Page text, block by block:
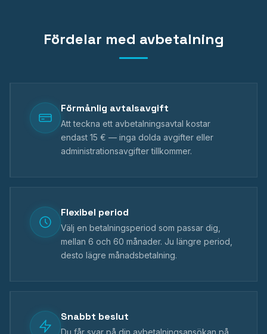
Fördelar med avbetalning
Förmånlig avtalsavgift
Att teckna ett avbetalningsavtal kostar
endast 15 € — inga dolda avgifter eller
administrationsavgifter tillkommer.
Flexibel period
Välj en betalningsperiod som passar dig,
mellan 6 och 60 månader. Ju längre period,
desto lägre månadsbetalning.
Snabbt beslut
Du får svar på din avbetalningsansökan på